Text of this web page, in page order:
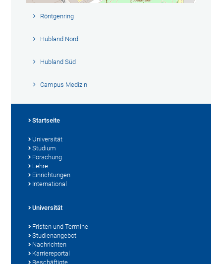
Röntgenring
Hubland Nord
Hubland Süd
Campus Medizin
Startseite
Universität
Studium
Forschung
Lehre
Einrichtungen
International
Universität
Fristen und Termine
Studienangebot
Nachrichten
Karriereportal
Beschäftigte